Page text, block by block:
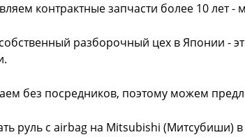
контрактные запчасти более 10 лет
разборочный цех в Японии -
без посредников, поэтому можем
руль с airbag на Mitsubishi (Митсубиши)